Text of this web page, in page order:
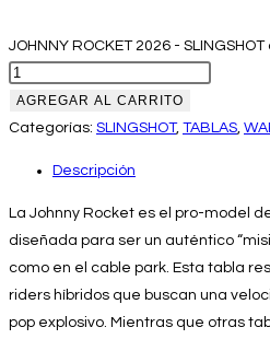
JOHNNY ROCKET 2026 -
AGREGAR AL CARRITO
Categorías: SLINGSHOT, TABLAS,
Descripción
La Johnny Rocket es el pro-model
diseñada para ser un auténtico
como en el cable park. Esta tabla
riders híbridos que buscan una
pop explosivo. Mientras que otras